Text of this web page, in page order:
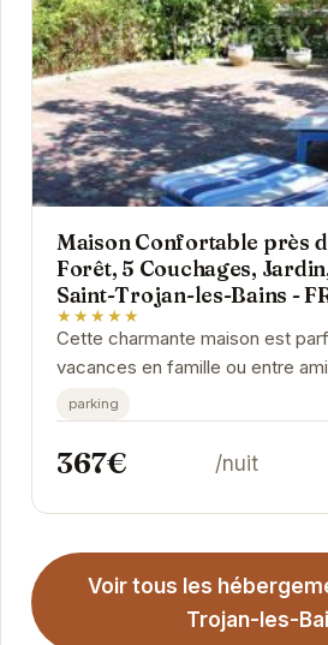
Maison Confortable près
Forêt, 5 Couchages,
Saint-Trojan-les-Bains -
★★★★★
Cette charmante maison est
vacances en famille ou entre
emplacement privilégié, proche
forêt,...
parking
367€ /nuit
Voir tous les
Trojan-les-